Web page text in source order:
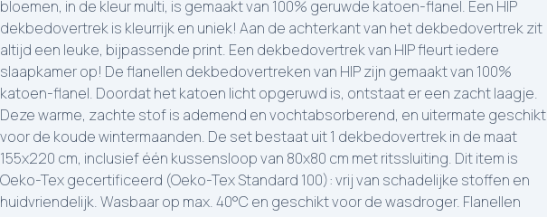
bloemen, in de kleur multi, is gemaakt van 100% geruwde katoen-flanel. Een HIP
dekbedovertrek is kleurrijk en uniek! Aan de achterkant van het dekbedovertrek zit
altijd een leuke, bijpassende print. Een dekbedovertrek van HIP fleurt iedere
slaapkamer op! De flanellen dekbedovertreken van HIP zijn gemaakt van 100%
katoen-flanel. Doordat het katoen licht opgeruwd is, ontstaat er een zacht laagje.
Deze warme, zachte stof is ademend en vochtabsorberend, en uitermate geschikt
voor de koude wintermaanden. De set bestaat uit 1 dekbedovertrek in de maat
155x220 cm, inclusief één kussensloop van 80x80 cm met ritssluiting. Dit item is
Oeko-Tex gecertificeerd (Oeko-Tex Standard 100): vrij van schadelijke stoffen en
huidvriendelijk. Wasbaar op max. 40°C en geschikt voor de wasdroger. Flanellen